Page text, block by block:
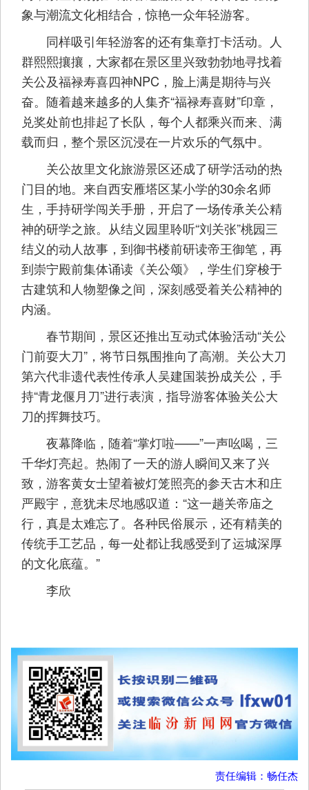
象与潮流文化相结合，惊艳一众年轻游客。
同样吸引年轻游客的还有集章打卡活动。人
群熙熙攘攘，大家都在景区里兴致勃勃地寻找着
关公及福禄寿喜四神NPC，脸上满是期待与兴
奋。随着越来越多的人集齐“福禄寿喜财”印章，
兑奖处前也排起了长队，每个人都乘兴而来、满
载而归，整个景区沉浸在一片欢乐的气氛中。
关公故里文化旅游景区还成了研学活动的热
门目的地。来自西安雁塔区某小学的30余名师
生，手持研学闯关手册，开启了一场传承关公精
神的研学之旅。从结义园里聆听“刘关张”桃园三
结义的动人故事，到御书楼前研读帝王御笔，再
到崇宁殿前集体诵读《关公颂》，学生们穿梭于
古建筑和人物塑像之间，深刻感受着关公精神的
内涵。
春节期间，景区还推出互动式体验活动“关公
门前耍大刀”，将节日氛围推向了高潮。关公大刀
第六代非遗代表性传承人吴建国装扮成关公，手
持“青龙偃月刀”进行表演，指导游客体验关公大
刀的挥舞技巧。
夜幕降临，随着“掌灯啦——”一声吆喝，三
千华灯亮起。热闹了一天的游人瞬间又来了兴
致，游客黄女士望着被灯笼照亮的参天古木和庄
严殿宇，意犹未尽地感叹道：“这一趟关帝庙之
行，真是太难忘了。各种民俗展示，还有精美的
传统手工艺品，每一处都让我感受到了运城深厚
的文化底蕴。”
李欣
责任编辑：畅任杰